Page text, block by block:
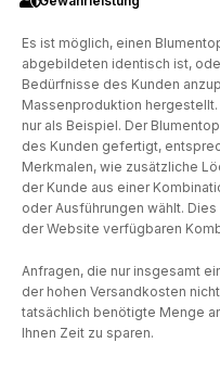
Es ist möglich, einen
abgebildeten identisch ist,
Bedürfnisse des Kunden
Massenproduktion
nur als Beispiel. Der
des Kunden gefertigt,
Merkmalen, wie zusätzliche
der Kunde aus einer
oder Ausführungen wählt.
der Website verfügbaren
Anfragen, die nur insgesamt
der hohen Versandkosten
tatsächlich benötigte Menge
Ihnen Zeit zu sparen.